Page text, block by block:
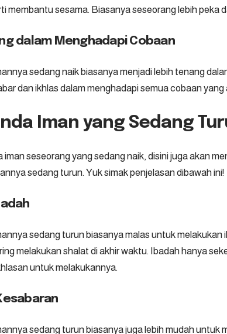
membantu sesama. Biasanya seseorang lebih peka
dalam Menghadapi Cobaan
sedang naik biasanya menjadi lebih tenang
dan ikhlas dalam menghadapi semua cobaan yang
Iman yang Sedang
seseorang yang sedang naik, disini juga akan
sedang turun. Yuk simak penjelasan dibawah ini!
sedang turun biasanya malas untuk melakukan
melakukan shalat di akhir waktu. Ibadah hanya
untuk melakukannya.
sedang turun biasanya juga lebih mudah untuk